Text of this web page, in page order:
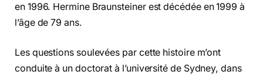
en 1996. Hermine Braunsteiner est décédée en 1999 à
l’âge de 79 ans.
Les questions soulevées par cette histoire m’ont
conduite à un doctorat à l’université de Sydney, dans